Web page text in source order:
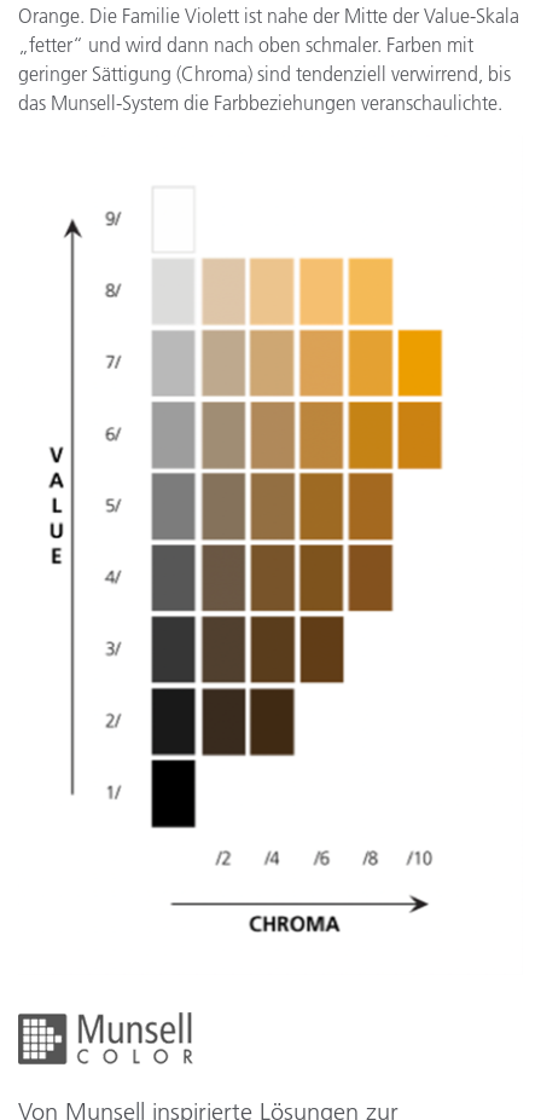
Orange. Die Familie Violett ist nahe der Mitte der Value-Skala
„fetter“ und wird dann nach oben schmaler. Farben mit
geringer Sättigung (Chroma) sind tendenziell verwirrend, bis
das Munsell-System die Farbbeziehungen veranschaulichte.
Von Munsell inspirierte Lösungen zur